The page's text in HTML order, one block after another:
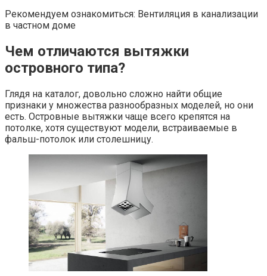
Рекомендуем ознакомиться: Вентиляция в канализации
в частном доме
Чем отличаются вытяжки
островного типа?
Глядя на каталог, довольно сложно найти общие
признаки у множества разнообразных моделей, но они
есть. Островные вытяжки чаще всего крепятся на
потолке, хотя существуют модели, встраиваемые в
фальш-потолок или столешницу.